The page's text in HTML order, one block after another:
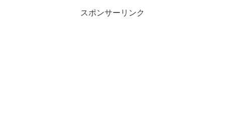
スポンサーリンク